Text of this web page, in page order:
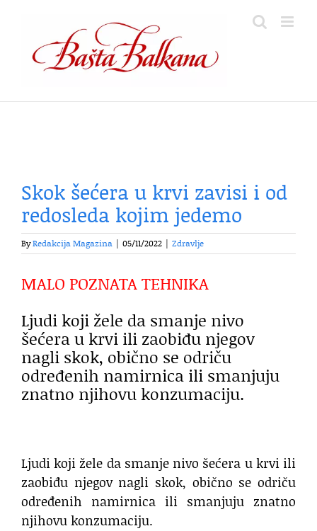
content
Skok šećera u krvi zavisi i od
redosleda kojim jedemo
ByRedakcija Magazina 05/11/2022 Zdravlje
MALO POZNATA TEHNIKA
Ljudi koji žele da smanje nivo
šećera u krvi ili zaobiđu njegov
nagli skok, obično se odriču
određenih namirnica ili smanjuju
znatno njihovu konzumaciju.
Ljudi koji žele da smanje nivo šećera u krvi ili
zaobiđu njegov nagli skok, obično se odriču
određenih namirnica ili smanjuju znatno
njihovu konzumaciju.